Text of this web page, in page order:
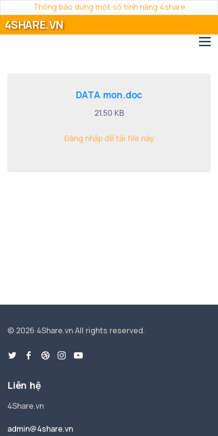
Thông báo dừng một số tính năng 4share
4SHARE.VN
DATA mon.doc
21.50 KB
Đăng nhập để tải file này
© 2026 4Share.vnAll rights reserved.
Liên hệ
4Share.vn
admin@4share.vn